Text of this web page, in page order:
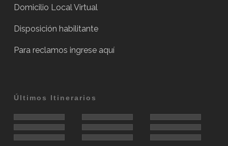
Domicilio Local Virtual
Disposición habilitante
Para reclamos ingrese aquí
Últimos Itinerarios